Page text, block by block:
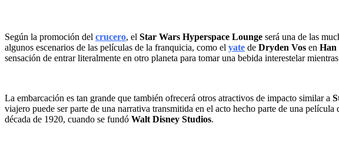
Según la promoción del crucero, el Star Wars Hyperspace Lounge será una de las
algunos escenarios de las películas de la franquicia, como el yate de Dryden Vos en Han
sensación de entrar literalmente en otro planeta para tomar una bebida interestelar
La embarcación es tan grande que también ofrecerá otros atractivos de impacto similar a
viajero puede ser parte de una narrativa transmitida en el acto hecho parte de una película
década de 1920, cuando se fundó Walt Disney Studios.